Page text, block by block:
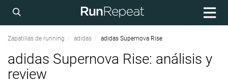
Zapatillas de running adidas adidas Supernova Rise
adidas Supernova Rise: análisis y
review